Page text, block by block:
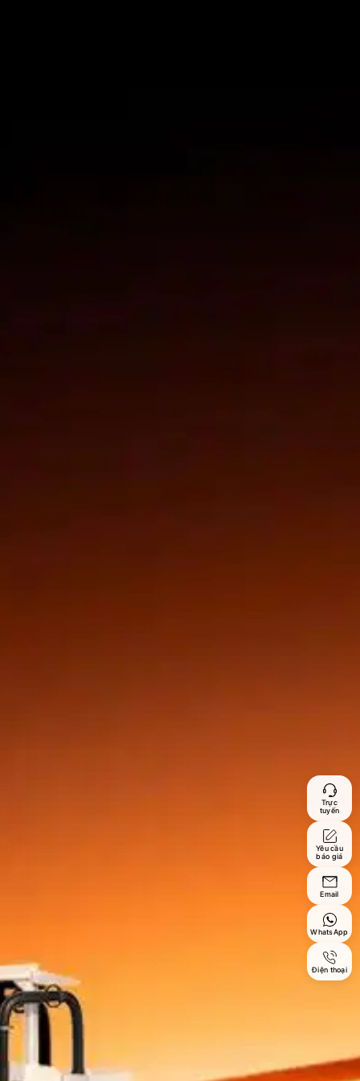
Trực
tuyến
Yêu cầu
báo giá
Email
WhatsApp
Điện thoại